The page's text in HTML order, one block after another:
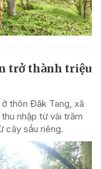
trở thành triệu
thôn Đăk Tang, xã
nhập từ vài trăm
cây sầu riêng.